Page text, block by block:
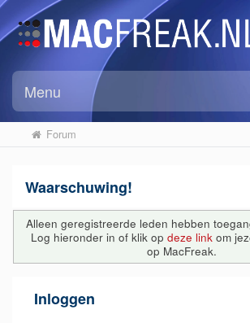
Menu
Forum
Waarschuwing!
Alleen geregistreerde leden hebben
Log hieronder in of klik op deze link om
op MacFreak.
Inloggen